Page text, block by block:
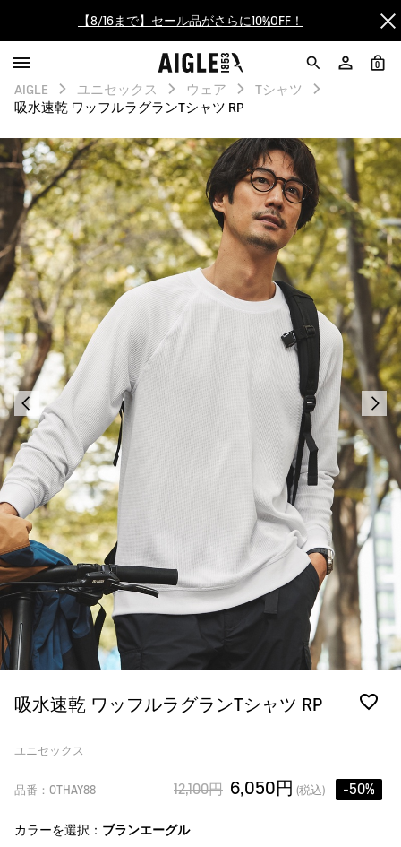
【最大50%OFF】FINAL SALEがスタート！
ログイン/会員登録で送料＆返品無料
AIGLE CLUB ポイントサービス終了のお知らせ
【8/16まで】セール品がさらに10%OFF！
【最大50%OFF】FINAL SALEがスタート！
ログイン/会員登録で送料＆返品無料
AIGLE CLUB ポイントサービス終了のお知らせ
0
AIGLE ユニセックス ウェア
Tシャツ
吸水速乾 ワッフルラグランTシャツ RP
吸水速乾 ワッフルラグランTシャツ RP
ユニセックス
品番：OTHAY88 12,100円 6,050円 (税込) -50%
カラーを選択： ブランエーグル